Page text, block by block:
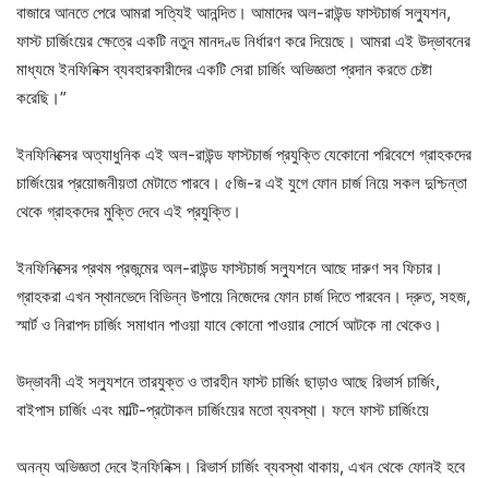
বাজারে আনতে পেরে আমরা সত্যিই আনন্দিত। আমাদের অল-রাউন্ড ফাস্টচার্জ সল্যুশন,
ফাস্ট চার্জিংয়ের ক্ষেত্রে একটি নতুন মানদণ্ড নির্ধারণ করে দিয়েছে। আমরা এই উদ্ভাবনের
মাধ্যমে ইনফিনিক্স ব্যবহারকারীদের একটি সেরা চার্জিং অভিজ্ঞতা প্রদান করতে চেষ্টা
করেছি।”
ইনফিনিক্সের অত্যাধুনিক এই অল-রাউন্ড ফাস্টচার্জ প্রযুক্তি যেকোনো পরিবেশে গ্রাহকদের
চার্জিংয়ের প্রয়োজনীয়তা মেটাতে পারবে। ৫জি-র এই যুগে ফোন চার্জ নিয়ে সকল দুশ্চিন্তা
থেকে গ্রাহকদের মুক্তি দেবে এই প্রযুক্তি।
ইনফিনিক্সের প্রথম প্রজন্মের অল-রাউন্ড ফাস্টচার্জ সল্যুশনে আছে দারুণ সব ফিচার।
গ্রাহকরা এখন স্থানভেদে বিভিন্ন উপায়ে নিজেদের ফোন চার্জ দিতে পারবেন। দ্রুত, সহজ,
স্মার্ট ও নিরাপদ চার্জিং সমাধান পাওয়া যাবে কোনো পাওয়ার সোর্সে আটকে না থেকেও।
উদ্ভাবনী এই সল্যুশনে তারযুক্ত ও তারহীন ফাস্ট চার্জিং ছাড়াও আছে রিভার্স চার্জিং,
বাইপাস চার্জিং এবং মাল্টি-প্রটোকল চার্জিংয়ের মতো ব্যবস্থা। ফলে ফাস্ট চার্জিংয়ে
অনন্য অভিজ্ঞতা দেবে ইনফিনিক্স। রিভার্স চার্জিং ব্যবস্থা থাকায়, এখন থেকে ফোনই হবে